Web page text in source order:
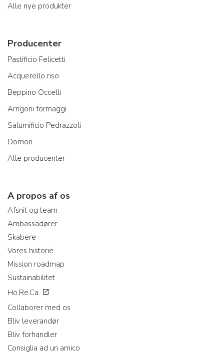
Alle nye produkter
Producenter
Pastificio Felicetti
Acquerello riso
Beppino Occelli
Arrigoni formaggi
Salumificio Pedrazzoli
Domori
Alle producenter
A propos af os
Afsnit og team
Ambassadører
Skabere
Vores historie
Mission roadmap
Sustainabilitet
Ho.Re.Ca.
Collaborer med os
Bliv leverandør
Bliv forhandler
Consiglia ad un amico